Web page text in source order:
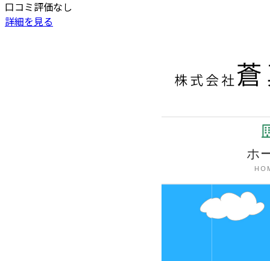
口コミ評価なし
詳細を見る